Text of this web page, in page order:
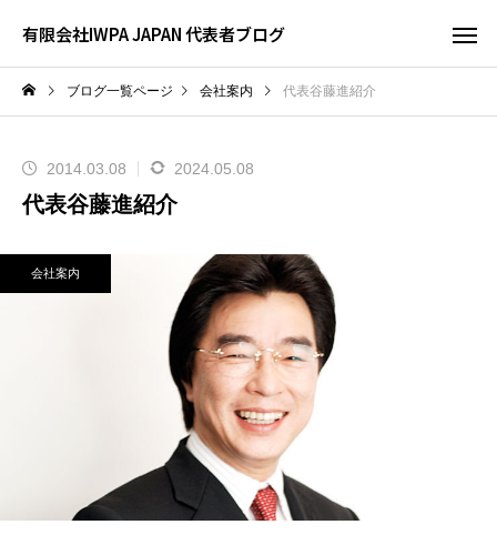
有限会社IWPA JAPAN 代表者ブログ
ブログ一覧ページ 会社案内 代表谷藤進紹介
2014.03.08 2024.05.08
代表谷藤進紹介
会社案内